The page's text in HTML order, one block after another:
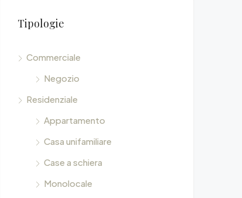
Tipologie
Commerciale
Negozio
Residenziale
Appartamento
Casa unifamiliare
Case a schiera
Monolocale